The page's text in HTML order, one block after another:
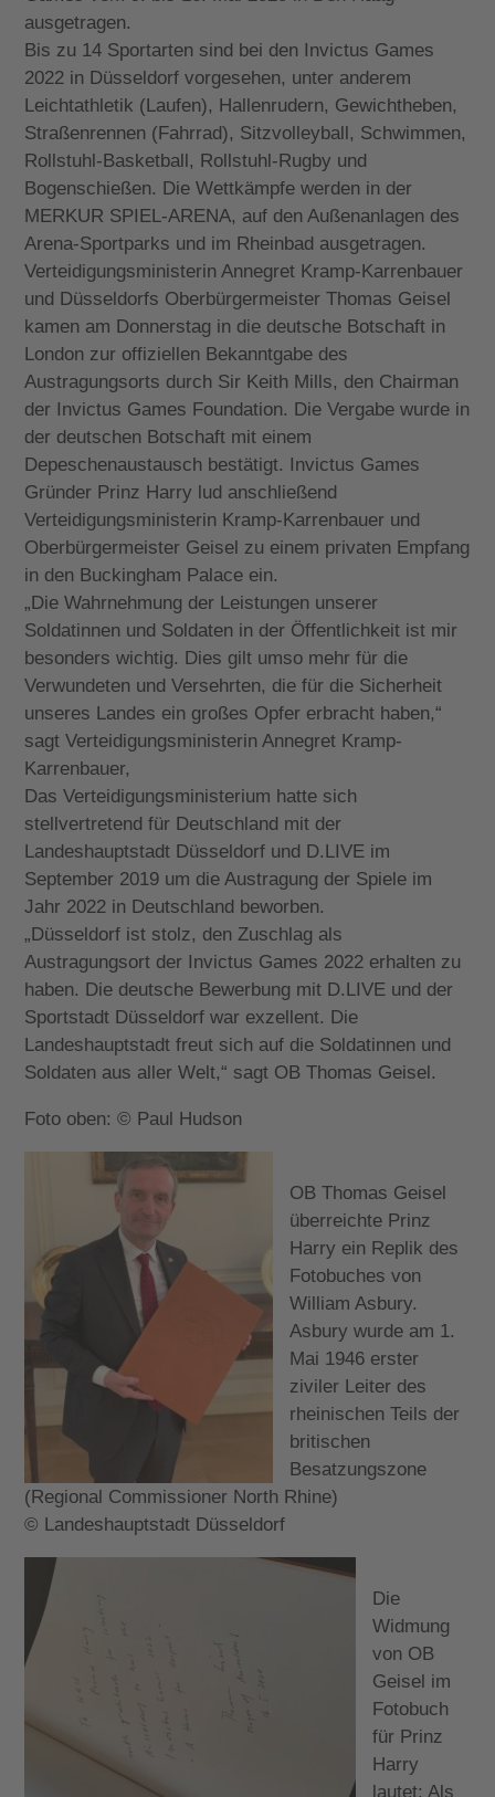
ausgetragen.
Bis zu 14 Sportarten sind bei den Invictus Games
2022 in Düsseldorf vorgesehen, unter anderem
Leichtathletik (Laufen), Hallenrudern, Gewichtheben,
Straßenrennen (Fahrrad), Sitzvolleyball, Schwimmen,
Rollstuhl-Basketball, Rollstuhl-Rugby und
Bogenschießen. Die Wettkämpfe werden in der
MERKUR SPIEL-ARENA, auf den Außenanlagen des
Arena-Sportparks und im Rheinbad ausgetragen.
Verteidigungsministerin Annegret Kramp-Karrenbauer
und Düsseldorfs Oberbürgermeister Thomas Geisel
kamen am Donnerstag in die deutsche Botschaft in
London zur offiziellen Bekanntgabe des
Austragungsorts durch Sir Keith Mills, den Chairman
der Invictus Games Foundation. Die Vergabe wurde in
der deutschen Botschaft mit einem
Depeschenaustausch bestätigt. Invictus Games
Gründer Prinz Harry lud anschließend
Verteidigungsministerin Kramp-Karrenbauer und
Oberbürgermeister Geisel zu einem privaten Empfang
in den Buckingham Palace ein.
„Die Wahrnehmung der Leistungen unserer
Soldatinnen und Soldaten in der Öffentlichkeit ist mir
besonders wichtig. Dies gilt umso mehr für die
Verwundeten und Versehrten, die für die Sicherheit
unseres Landes ein großes Opfer erbracht haben,“
sagt Verteidigungsministerin Annegret Kramp-
Karrenbauer,
Das Verteidigungsministerium hatte sich
stellvertretend für Deutschland mit der
Landeshauptstadt Düsseldorf und D.LIVE im
September 2019 um die Austragung der Spiele im
Jahr 2022 in Deutschland beworben.
„Düsseldorf ist stolz, den Zuschlag als
Austragungsort der Invictus Games 2022 erhalten zu
haben. Die deutsche Bewerbung mit D.LIVE und der
Sportstadt Düsseldorf war exzellent. Die
Landeshauptstadt freut sich auf die Soldatinnen und
Soldaten aus aller Welt,“ sagt OB Thomas Geisel.
Foto oben: © Paul Hudson
OB Thomas Geisel
überreichte Prinz
Harry ein Replik des
Fotobuches von
William Asbury.
Asbury wurde am 1.
Mai 1946 erster
ziviler Leiter des
rheinischen Teils der
britischen
Besatzungszone
(Regional Commissioner North Rhine)
© Landeshauptstadt Düsseldorf
Die
Widmung
von OB
Geisel im
Fotobuch
für Prinz
Harry
lautet: Als